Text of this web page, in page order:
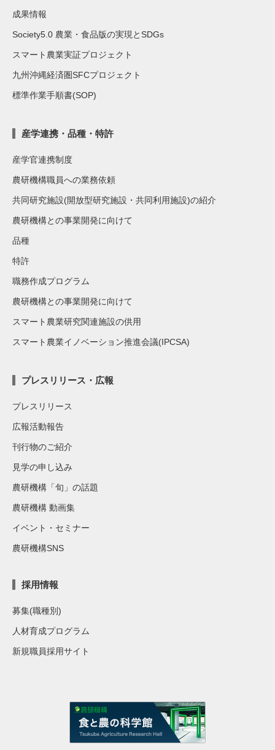
成果情報
Society5.0 農業・食品版の実現とSDGs
スマート農業実証プロジェクト
九州沖縄経済圏SFCプロジェクト
標準作業手順書(SOP)
産学連携・品種・特許
産学官連携制度
農研機構職員への業務依頼
共同研究施設(開放型研究施設・共同利用施設)の紹介
農研機構との事業開発に向けて
品種
特許
職務作成プログラム
農研機構との事業開発に向けて
スマート農業研究関連施設の供用
スマート農業イノベーション推進会議(IPCSA)
プレスリリース・広報
プレスリリース
広報活動報告
刊行物のご紹介
見学の申し込み
農研機構「旬」の話題
農研機構 動画集
イベント・セミナー
農研機構SNS
採用情報
募集(職種別)
人材育成プログラム
新規職員採用サイト